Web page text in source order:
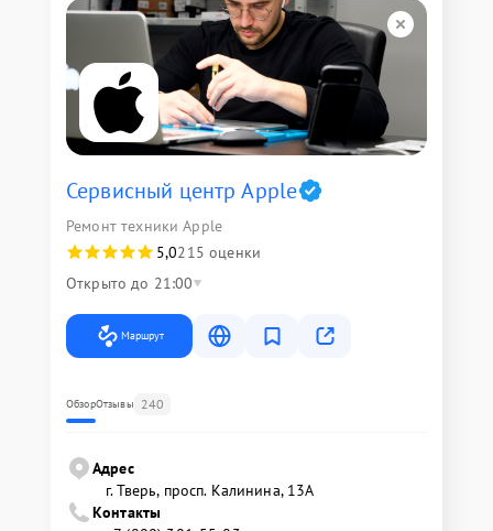
Сервисный центр Apple
Ремонт техники Apple
5,0215 оценки
Открыто до 21:00
Маршрут
ОбзорОтзывы 240
Адрес
г. Тверь, просп. Калинина, 13А
Контакты